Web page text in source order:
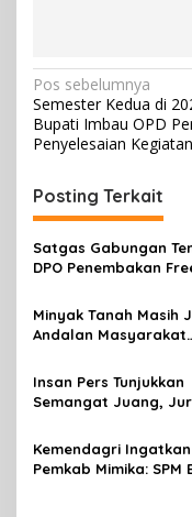
N
a
v
i
g
a
s
i
p
s
Pos sebelumnya
Semester Kedua di
Bupati Imbau OPD
Penyelesaian Kegiatan
Posting Terkait
Satgas Gabungan
DPO Penembakan
Minyak Tanah Masih
Andalan Masyarakat
Penambahan Kuota
Insan Pers Tunjukkan
Semangat Juang,
Meriahkan Lomba
Jalan Kreasi HUT ke-
Kemendagri Ingatkan
Pemkab Mimika: SPM